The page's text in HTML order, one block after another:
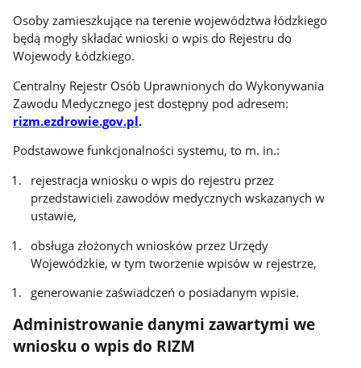
Osoby zamieszkujące na terenie województwa łódzkiego
będą mogły składać wnioski o wpis do Rejestru do
Wojewody Łódzkiego.
Centralny Rejestr Osób Uprawnionych do Wykonywania
Zawodu Medycznego jest dostępny pod adresem:
rizm.ezdrowie.gov.pl.
Podstawowe funkcjonalności systemu, to m. in.:
rejestracja wniosku o wpis do rejestru przez
przedstawicieli zawodów medycznych wskazanych w
ustawie,
obsługa złożonych wniosków przez Urzędy
Wojewódzkie, w tym tworzenie wpisów w rejestrze,
generowanie zaświadczeń o posiadanym wpisie.
Administrowanie danymi zawartymi we
wniosku o wpis do RIZM